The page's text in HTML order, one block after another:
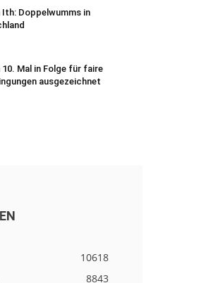
Ith: Doppelwumms in
10. Mal in Folge für faire
ausgezeichnet
10618
8843